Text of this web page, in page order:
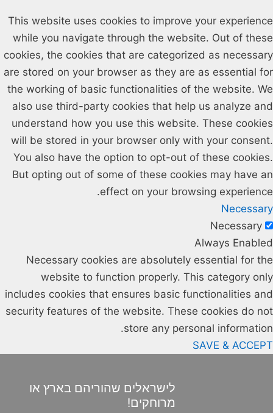
This website uses cookies to improve your experience
while you navigate through the website. Out of these
cookies, the cookies that are categorized as necessary
are stored on your browser as they are as essential for
the working of basic functionalities of the website. We
also use third-party cookies that help us analyze and
understand how you use this website. These cookies
will be stored in your browser only with your consent.
You also have the option to opt-out of these cookies.
But opting out of some of these cookies may have an
effect on your browsing experience.
Necessary
Necessary
Always Enabled
Necessary cookies are absolutely essential for the
website to function properly. This category only
includes cookies that ensures basic functionalities and
security features of the website. These cookies do not
store any personal information.
SAVE & ACCEPT
לישראלים שהוריהם בארץ או
מרוחקים!